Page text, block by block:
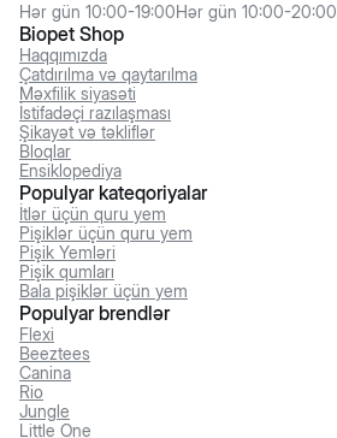
Biopet Shop
Haqqımızda
Çatdırılma və qaytarılma
Məxfilik siyasəti
İstifadəçi razılaşması
Şikayət və təkliflər
Bloqlar
Ensiklopediya
Hər gün 10:00-19:00Hər gün 10:00-20:00
Populyar kateqoriyalar
İtlər üçün quru yem
Pişiklər üçün quru yem
Pişik Yemləri
Pişik qumları
Bala pişiklər üçün yem
Populyar brendlər
Flexi
Beeztees
Canina
Rio
Jungle
Little One